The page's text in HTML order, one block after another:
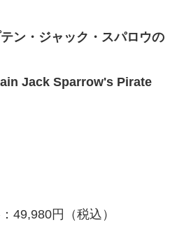
ン・ジャック・スパロウの
Jack Sparrow's Pirate
49,980円（税込）